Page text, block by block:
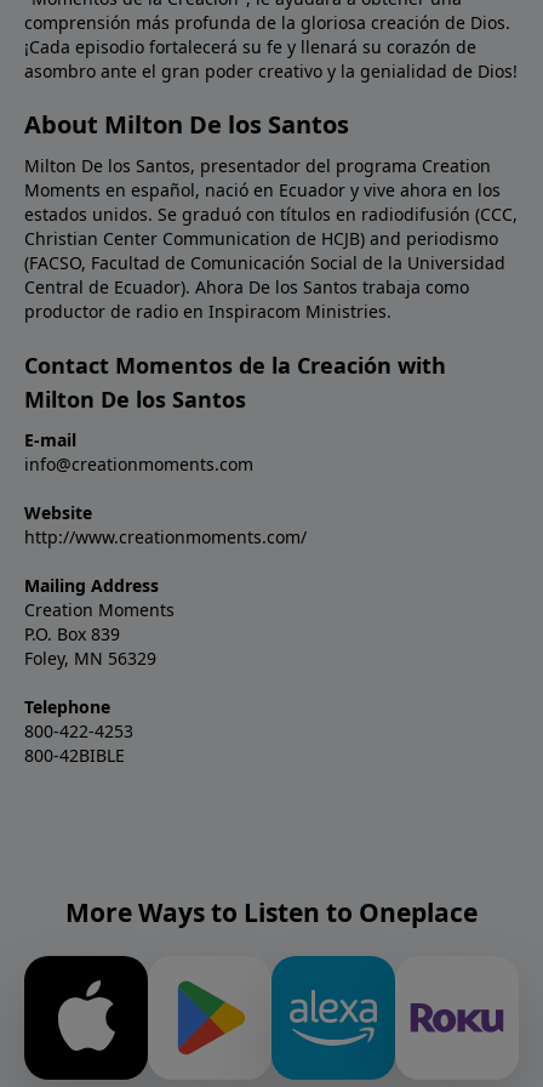
evidencia de la evolución. Esto es debido a que todas
las criaturas fueron creadas originalmente en forma
terminada, de acuerdo a su especie, tal como dice la
Biblia.Oración: ¡Amado Padre, Tu Palabra es verdad!
Te pido que Tu verdad continúe desafiando a aquellos
que buscan explicar el mundo sin Ti. Te pido que Tu
verdad sea más influyente entre Tu pueblo. En
Nombre de Cristo Jesús. Amén.Ref: Robinson, Jack.
“Ancient leaf DNA copied at UCR lab.” The Press
Enterprise (Riverside County, CA).
comprensión más profunda de la gloriosa creación de Dios.
¡Cada episodio fortalecerá su fe y llenará su corazón de
asombro ante el gran poder creativo y la genialidad de Dios!
About Milton De los Santos
Milton De los Santos, presentador del programa Creation
Moments en español, nació en Ecuador y vive ahora en los
estados unidos. Se graduó con títulos en radiodifusión (CCC,
Christian Center Communication de HCJB) and periodismo
(FACSO, Facultad de Comunicación Social de la Universidad
Central de Ecuador). Ahora De los Santos trabaja como
productor de radio en Inspiracom Ministries.
Contact Momentos de la Creación with
Milton De los Santos
E-mail
info@creationmoments.com
Website
http://www.creationmoments.com/
Mailing Address
Creation Moments
P.O. Box 839
Foley, MN 56329
Telephone
800-422-4253
800-42BIBLE
More Ways to Listen to Oneplace